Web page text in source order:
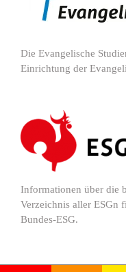
Die Evangelische
Einrichtung der
Informationen über die
Verzeichnis aller ESGn
Bundes-ESG.